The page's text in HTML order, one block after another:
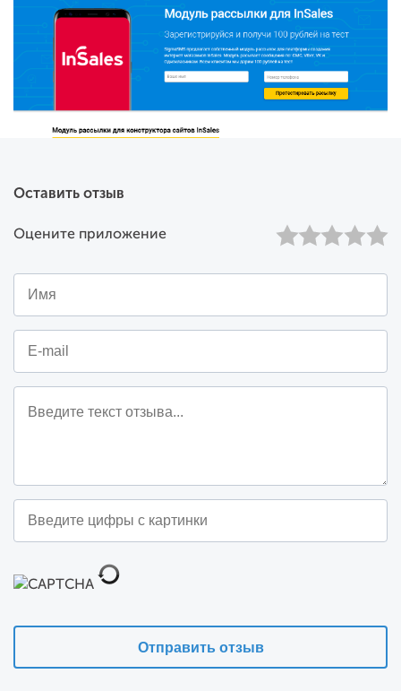
Функция эксклюзивно реализована в модуле компании
. Позволяет выстраивать цепочки сообщений,
используя два и более канала. Рассылка начинается с самого
недорого канала. За счет цепочки экономит до 70% бюджета
Безопасность персональных данных.
Уменьшение расходов на рассылки.
Персональный менеджер.
Отправка сообщений в любые страны по низким
тарифам.
Welcome
Новым клиентам, подключившимся к сервисуSigmaSMS, мы
бесплатно начисляем тестовый баланс, чтобы вы могли
рублей, мы дополнительно начисляем500 рублей.
Начисленный баланс не сгорает. Вы можете использовать
Оставить отзыв
Оцените приложение
Отправить отзыв